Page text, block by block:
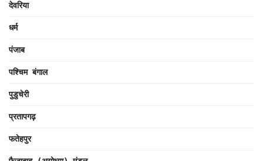
देवरिया
धर्म
पंजाब
पश्चिम बंगाल
पुडुचेरी
प्रतापगढ़
फतेहपुर